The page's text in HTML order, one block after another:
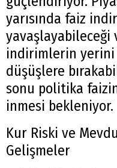
yarısında faiz
yavaşlayabileceği
indirimlerin yerini
düşüşlere
sonu politika
inmesi bekleniyor.
Kur Riski ve
Gelişmeler